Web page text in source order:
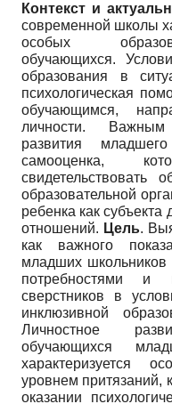
Контекст и
современной школы
особых
обучающихся.
образования в
психологическая
обучающимся,
личности. Важным
развития
самооценка,
свидетельствовать
образовательной
ребенка как
отношений. Цель.
как важного
младших
потребностями и
сверстников в
инклюзивной
Личностное
обучающихся
характеризуется
уровнем притязаний,
оказании